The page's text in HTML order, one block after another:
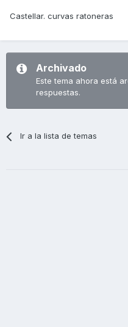
Castellar. curvas ratoneras
Archivado
Este tema ahora está
respuestas.
Ir a la lista de temas